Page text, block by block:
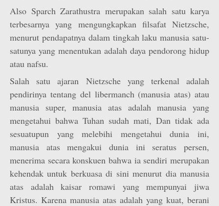
Also Sparch Zarathustra merupakan salah satu karya
terbesarnya yang mengungkapkan filsafat Nietzsche,
menurut pendapatnya dalam tingkah laku manusia satu-
satunya yang menentukan adalah daya pendorong hidup
atau nafsu.
Salah satu ajaran Nietzsche yang terkenal adalah
pendirinya tentang del libermanch (manusia atas) atau
manusia super, manusia atas adalah manusia yang
mengetahui bahwa Tuhan sudah mati, Dan tidak ada
sesuatupun yang melebihi mengetahui dunia ini,
manusia atas mengakui dunia ini seratus persen,
menerima secara konskuen bahwa ia sendiri merupakan
kehendak untuk berkuasa di sini menurut dia manusia
atas adalah kaisar romawi yang mempunyai jiwa
Kristus. Karena manusia atas adalah yang kuat, berani